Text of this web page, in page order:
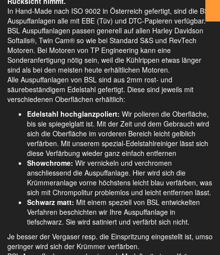
In Hand-Made nach ISO 9002 in Österreich gefertigt, sind die BSL
Auspuffanlagen alle mit EBE (Tüv) und DTC-Papieren verfügbar.
BSL Auspuffanlagen passen generell auf allen Harley Davidson
Softails®, Twin Cam® so wie bei Standard S&S und RevTech
Motoren. Bei Motoren von TP Engineering kann eine
Sonderanfertigung nötig sein, weil die Kühlrippen etwas länger
sind als bei den meisten heute erhältlichen Motoren.
Alle Auspuffanlagen von BSL sind aus 2mm rost- und
säurebeständigem Edelstahl gefertigt. Diese sind jeweils mit
verschiedenen Oberflächen erhältlich:
Edelstahl hochglanzpoliert: Wir polieren die Oberfläche,
bis sie spiegelglatt ist. Mit der Zeit und dem Gebrauch wird
sich die Oberfläche im vorderen Bereich leicht gelblich
verfärben. Mit unserem spezial-Edelstahlreiniger lässt sich
diese Verfärbung wieder ganz einfach entfernen
Showchrome: Wir vernickeln und verchromen
anschliessend die Auspuffanlage. Hier wird sich die
Krümmeranlage vorne höchstens leicht blau verfärben, was
sich mit Chrompolitur problemlos und leicht entfernen lässt.
Schwarz matt: Mit einem speziell von BSL entwickelten
Verfahren beschichten wir Ihre Auspuffanlage in
tiefschwarz. Sie wird satiniert und verfärbt sich nicht.
Je besser der Vergaser resp. die Einspritzung eingestellt ist, umso
geringer wird sich der Krümmer verfärben.